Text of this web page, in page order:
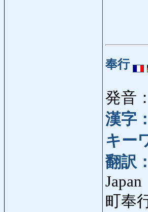
奉行
発音
漢字：
キー
翻訳：
Japan
町奉